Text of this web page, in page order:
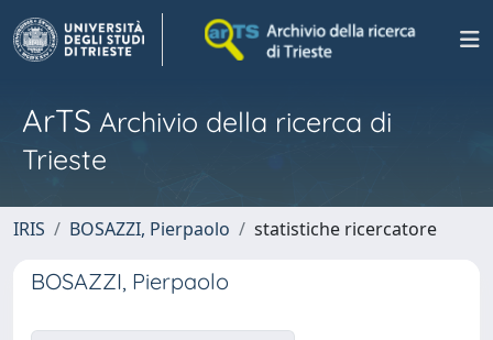
ArTS Archivio della ricerca di
Trieste
IRIS BOSAZZI, Pierpaolo statistiche ricercatore
BOSAZZI, Pierpaolo